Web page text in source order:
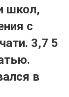
школ,
с
3,7 5
в